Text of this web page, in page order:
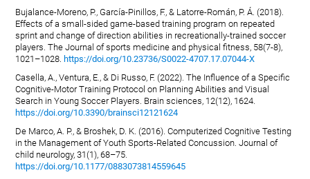
Bujalance-Moreno, P., García-Pinillos, F., & Latorre-Román, P. Á. (2018).
Effects of a small-sided game-based training program on repeated
sprint and change of direction abilities in recreationally-trained soccer
players. The Journal of sports medicine and physical fitness, 58(7-8),
1021–1028. https://doi.org/10.23736/S0022-4707.17.07044-X
Casella, A., Ventura, E., & Di Russo, F. (2022). The Influence of a Specific
Cognitive-Motor Training Protocol on Planning Abilities and Visual
Search in Young Soccer Players. Brain sciences, 12(12), 1624.
https://doi.org/10.3390/brainsci12121624
De Marco, A. P., & Broshek, D. K. (2016). Computerized Cognitive Testing
in the Management of Youth Sports-Related Concussion. Journal of
child neurology, 31(1), 68–75.
https://doi.org/10.1177/0883073814559645